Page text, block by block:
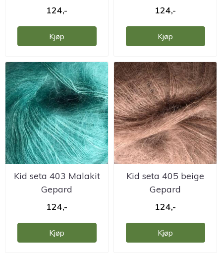
124,-
Kjøp
124,-
Kjøp
Kid seta 403 Malakit
Gepard
124,-
Kjøp
Kid seta 405 beige
Gepard
124,-
Kjøp